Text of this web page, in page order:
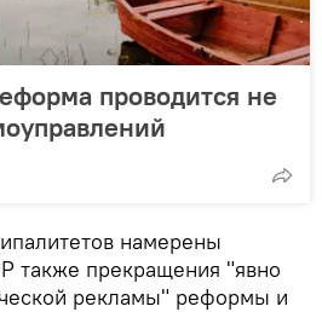
проводится не
намерены
также прекращения "явно
рекламы" реформы и